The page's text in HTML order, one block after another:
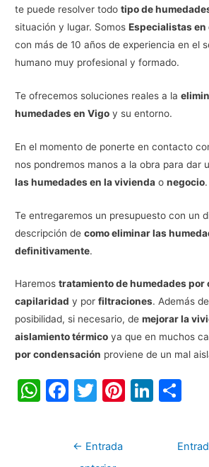
te puede resolver todotipo de
situación y lugar. SomosEspecialistas
con más de 10 años de experiencia en el
humano muy profesional y formado.
Te ofrecemos soluciones reales a la
humedades en Vigo y su entorno.
En el momento de ponerte en contacto
nos pondremos manos a la obra para dar
las humedades en la vivienda onegocio.
Te entregaremos un presupuesto con un
descripción decomo eliminar las
definitivamente.
Haremostratamiento de humedades por
capilaridad y porfiltraciones. Además
posibilidad, si necesario, demejorar la
aislamiento térmico ya que en muchos
por condensación proviene de un mal
W F
c
e
T
itt
er
Pi Li
m
p
← Entrada